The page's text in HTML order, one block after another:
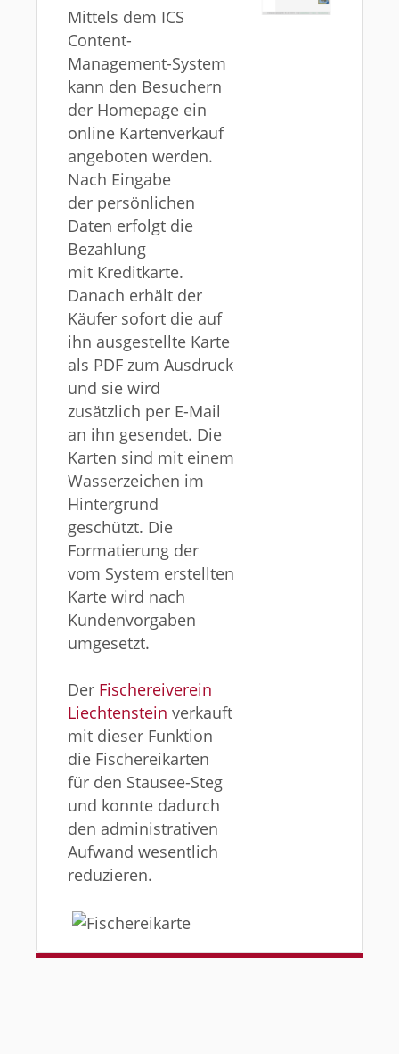
Mittels dem ICS
Content-
Management-System
kann den Besuchern
der Homepage ein
online Kartenverkauf
angeboten werden.
Nach Eingabe
der persönlichen
Daten erfolgt die
Bezahlung
mit Kreditkarte.
Danach erhält der
Käufer sofort die auf
ihn ausgestellte Karte
als PDF zum Ausdruck
und sie wird
zusätzlich per E-Mail
an ihn gesendet. Die
Karten sind mit einem
Wasserzeichen im
Hintergrund
geschützt. Die
Formatierung der
vom System erstellten
Karte wird nach
Kundenvorgaben
umgesetzt.
Der Fischereiverein
Liechtenstein verkauft
mit dieser Funktion
die Fischereikarten
für den Stausee-Steg
und konnte dadurch
den administrativen
Aufwand wesentlich
reduzieren.